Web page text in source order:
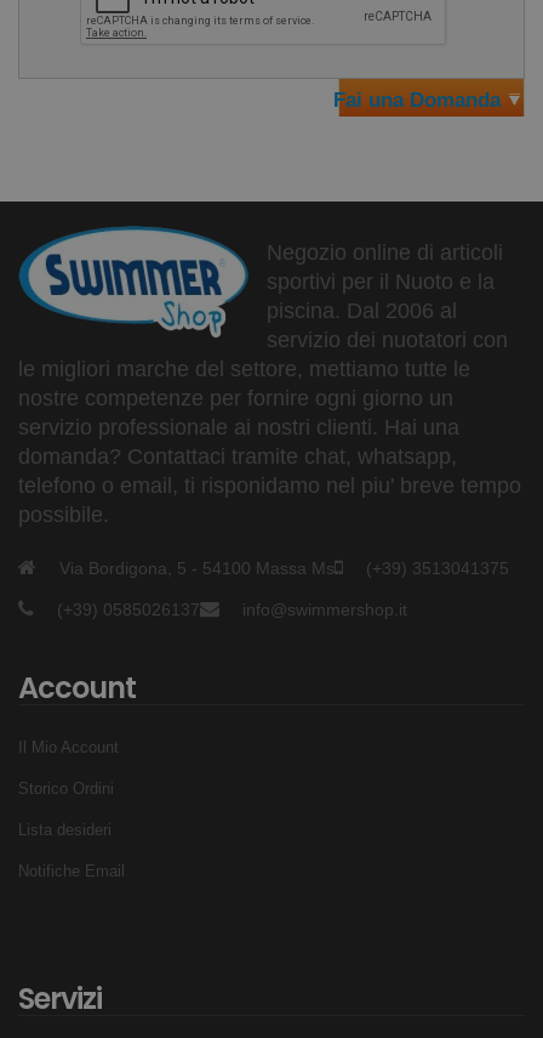
Dimensioni: circa 9 x 6,5 x 2,2 cm
Alimentazione: 1 batteria CR2032 -ATTENZIONE: vista
ATTENZIONE: istruzioni solo in francese
Fai una Domanda
Negozio online di articoli
sportivi per il Nuoto e la
piscina. Dal 2006 al
servizio dei nuotatori con
le migliori marche del settore, mettiamo tutte le
nostre competenze per fornire ogni giorno un
servizio professionale ai nostri clienti. Hai una
domanda? Contattaci tramite chat, whatsapp,
telefono o email, ti risponidamo nel piu' breve tempo
possibile.
Via Bordigona, 5 - 54100 Massa Ms (+39) 3513041375
(+39) 0585026137 info@swimmershop.it
Account
Il Mio Account
Storico Ordini
Lista desideri
Notifiche Email
Servizi